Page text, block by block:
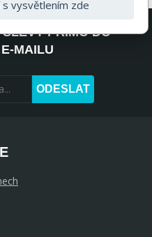
PŘÍMO DO
MAILU
ODESLAT
vysvětlením zde